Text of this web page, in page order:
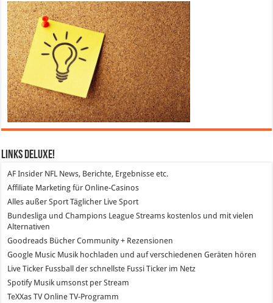
Links DeLuXe!
AF Insider NFL News, Berichte, Ergebnisse etc.
Affiliate Marketing für Online-Casinos
Alles außer SportTäglicher Live Sport
Bundesliga und Champions League Streams kostenlos und mit vielen
Alternativen
Goodreads Bücher Community + Rezensionen
Google Music Musik hochladen und auf verschiedenen Geräten hören
Live Ticker Fussball
der schnellste Fussi Ticker im Netz
SpotifyMusik umsonst per Stream
TeXXas TVOnline TV-Programm